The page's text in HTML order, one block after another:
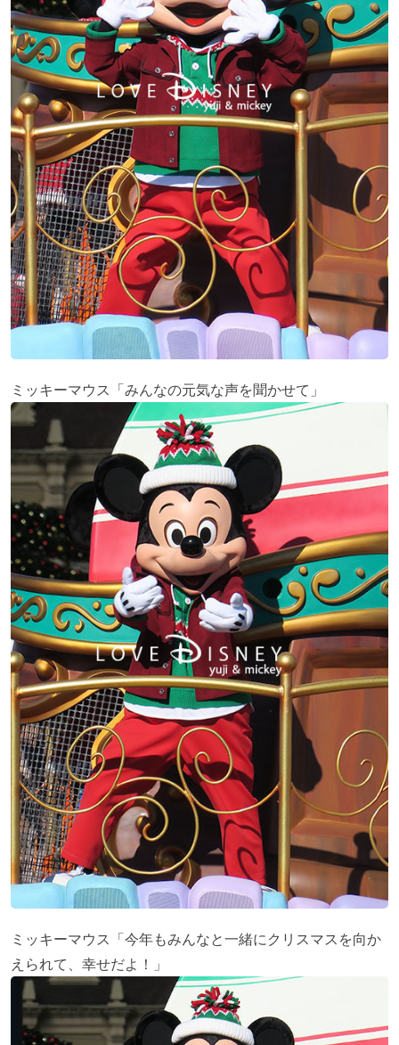
ミッキーマウス「みんなの元気な声を聞かせて」
ミッキーマウス「今年もみんなと一緒にクリスマスを向か
えられて、幸せだよ！」